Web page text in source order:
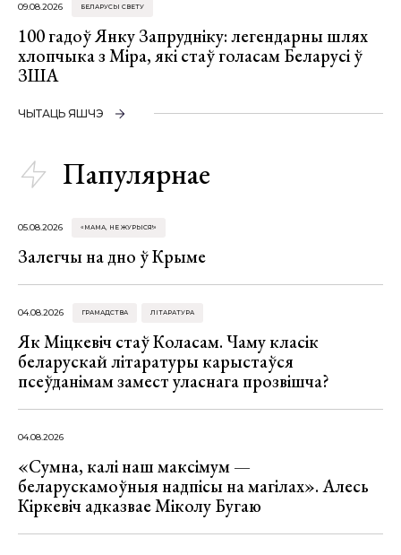
09.08.2026 БЕЛАРУСЫ СВЕТУ
100 гадоў Янку Запрудніку: легендарны шлях
хлопчыка з Міра, які стаў голасам Беларусі ў
ЗША
ЧЫТАЦЬ ЯШЧЭ
Папулярнае
05.08.2026 «МАМА, НЕ ЖУРЫСЯ!»
Залегчы на дно ў Крыме
04.08.2026 ГРАМАДСТВА ЛІТАРАТУРА
Як Міцкевіч стаў Коласам. Чаму класік
беларускай літаратуры карыстаўся
псеўданімам замест уласнага прозвішча?
04.08.2026
«Сумна, калі наш максімум —
беларускамоўныя надпісы на магілах». Алесь
Кіркевіч адказвае Міколу Бугаю